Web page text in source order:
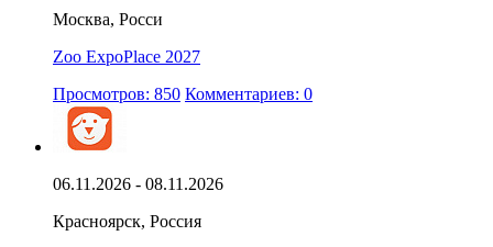
Москва, Росси
Zoo ExpoPlace 2027
Просмотров: 850 Комментариев: 0
06.11.2026 - 08.11.2026
Красноярск, Россия